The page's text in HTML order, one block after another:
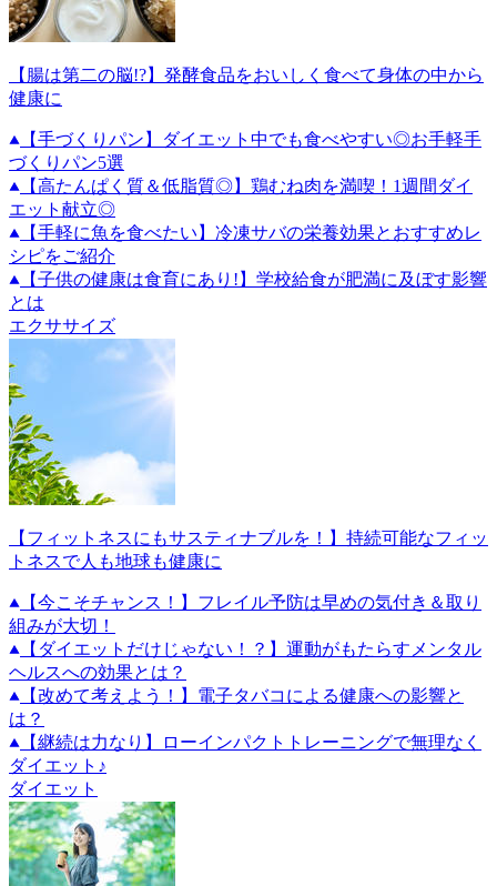
【腸は第二の脳!?】発酵食品をおいしく食べて身体の中から
健康に
【手づくりパン】ダイエット中でも食べやすい◎お手軽手
づくりパン5選
【高たんぱく質＆低脂質◎】鶏むね肉を満喫！1週間ダイ
エット献立◎
【手軽に魚を食べたい】冷凍サバの栄養効果とおすすめレ
シピをご紹介
【子供の健康は食育にあり!】学校給食が肥満に及ぼす影響
とは
エクササイズ
【フィットネスにもサスティナブルを！】持続可能なフィッ
トネスで人も地球も健康に
【今こそチャンス！】フレイル予防は早めの気付き＆取り
組みが大切！
【ダイエットだけじゃない！？】運動がもたらすメンタル
ヘルスへの効果とは？
【改めて考えよう！】電子タバコによる健康への影響と
は？
【継続は力なり】ローインパクトトレーニングで無理なく
ダイエット♪
ダイエット